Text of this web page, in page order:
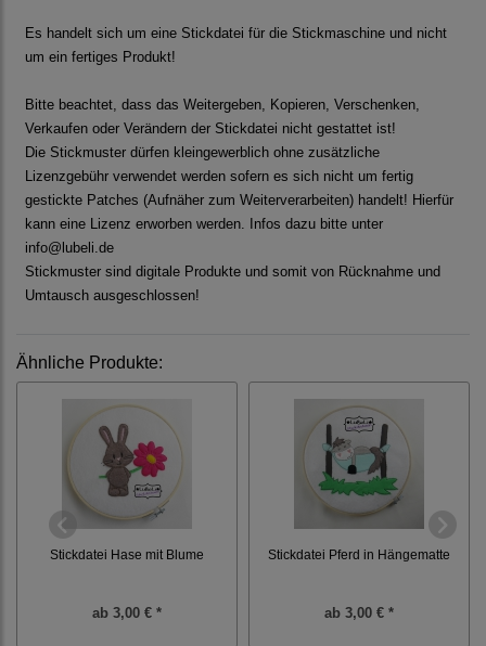
Es handelt sich um eine Stickdatei für die Stickmaschine und nicht
um ein fertiges Produkt!
Bitte beachtet, dass das Weitergeben, Kopieren, Verschenken,
Verkaufen oder Verändern der Stickdatei nicht gestattet ist!
Die Stickmuster dürfen kleingewerblich ohne zusätzliche
Lizenzgebühr verwendet werden sofern es sich nicht um fertig
gestickte Patches (Aufnäher zum Weiterverarbeiten) handelt! Hierfür
kann eine Lizenz erworben werden. Infos dazu bitte unter
info@lubeli.de
Stickmuster sind digitale Produkte und somit von Rücknahme und
Umtausch ausgeschlossen!
Ähnliche Produkte:
Stickdatei Hase mit Blume
ab 3,00 € *
Stickdatei Pferd in Hängematte
ab 3,00 € *